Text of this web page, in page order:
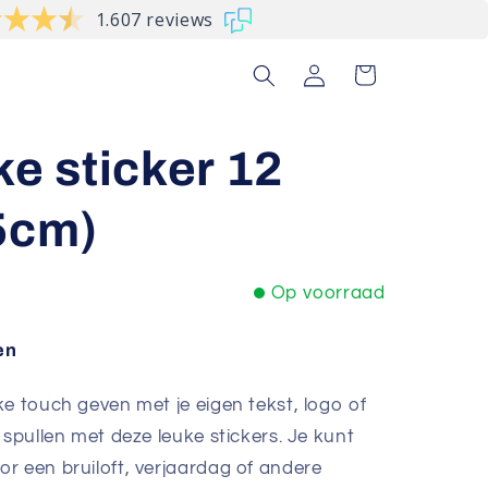
1.607 reviews
InloggenWinkelwagen
sticker 12
Op voorraad
touch geven met je eigen tekst, logo of
met deze leuke stickers. Je kunt
een bruiloft, verjaardag of andere